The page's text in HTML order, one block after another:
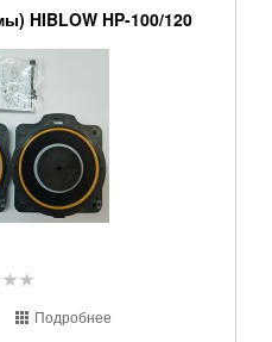
HIBLOW HP-100/120
Подробнее